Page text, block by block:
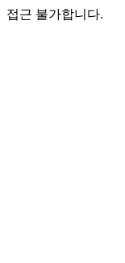
접근 불가합니다.